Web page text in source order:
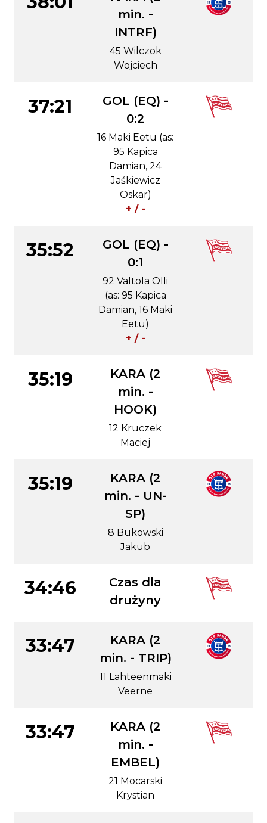
min. -
INTRF)
45 Wilczok
Wojciech
37:21
GOL (EQ) -
0:2
16 Maki Eetu (as:
95 Kapica
Damian, 24
Jaśkiewicz
Oskar)
+ / -
35:52
GOL (EQ) -
0:1
92 Valtola Olli
(as: 95 Kapica
Damian, 16 Maki
Eetu)
+ / -
35:19
KARA (2
min. -
HOOK)
12 Kruczek
Maciej
35:19
KARA (2
min. - UN-
SP)
8 Bukowski
Jakub
34:46
Czas dla
drużyny
33:47
KARA (2
min. - TRIP)
11 Lahteenmaki
Veerne
33:47
KARA (2
min. -
EMBEL)
21 Mocarski
Krystian